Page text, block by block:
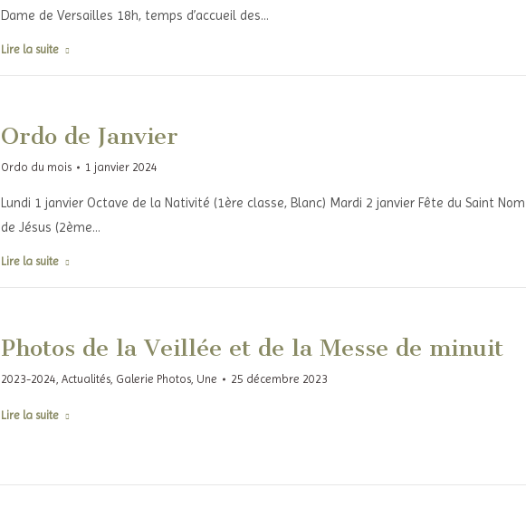
Dame de Versailles 18h, temps d’accueil des…
Lire la suite
Ordo de Janvier
Ordo du mois 1 janvier 2024
Lundi 1 janvier Octave de la Nativité (1ère classe, Blanc) Mardi 2 janvier Fête du Saint Nom
de Jésus (2ème…
Lire la suite
Photos de la Veillée et de la Messe de minuit
2023-2024, Actualités, Galerie Photos, Une 25 décembre 2023
Lire la suite